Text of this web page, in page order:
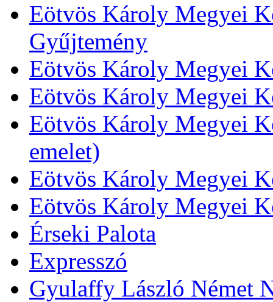
Eötvös Károly Megyei
Gyűjtemény
Eötvös Károly Megyei
Eötvös Károly Megyei
Eötvös Károly Megyei
emelet)
Eötvös Károly Megyei
Eötvös Károly Megyei
Érseki Palota
Expresszó
Gyulaffy László Német